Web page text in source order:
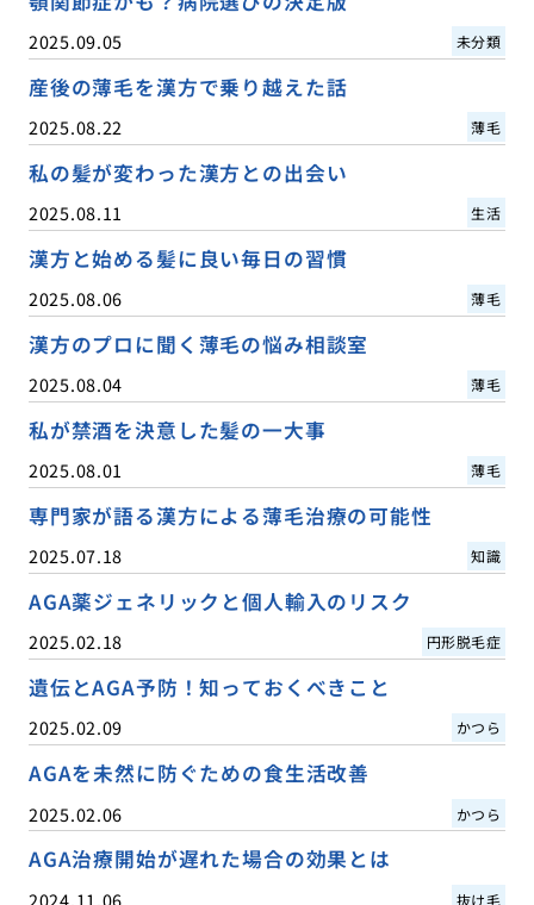
2025.09.05 未分類
産後の薄毛を漢方で乗り越えた話
2025.08.22 薄毛
私の髪が変わった漢方との出会い
2025.08.11 生活
漢方と始める髪に良い毎日の習慣
2025.08.06 薄毛
漢方のプロに聞く薄毛の悩み相談室
2025.08.04 薄毛
私が禁酒を決意した髪の一大事
2025.08.01 薄毛
専門家が語る漢方による薄毛治療の可能性
2025.07.18 知識
AGA薬ジェネリックと個人輸入のリスク
2025.02.18 円形脱毛症
遺伝とAGA予防！知っておくべきこと
2025.02.09 かつら
AGAを未然に防ぐための食生活改善
2025.02.06 かつら
AGA治療開始が遅れた場合の効果とは
2024.11.06 抜け毛